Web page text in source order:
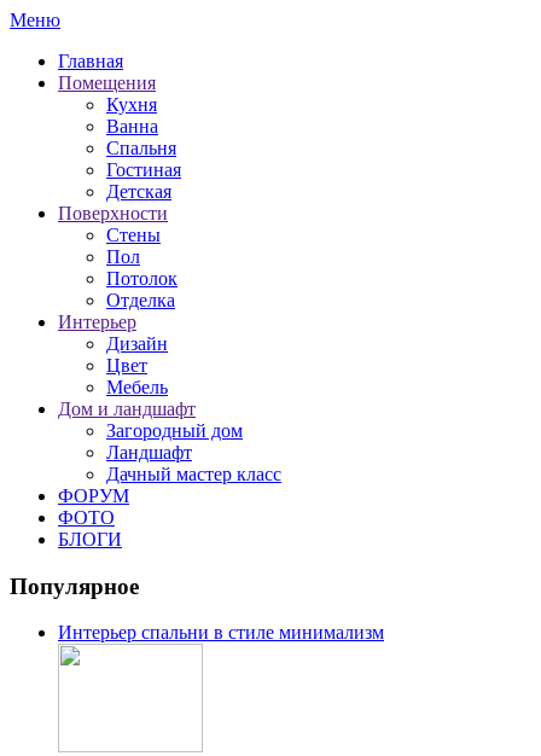
Меню
Главная
Помещения
Кухня
Ванна
Спальня
Гостиная
Детская
Поверхности
Стены
Пол
Потолок
Отделка
Интерьер
Дизайн
Цвет
Мебель
Дом и ландшафт
Загородный дом
Ландшафт
Дачный мастер класс
ФОРУМ
ФОТО
БЛОГИ
Популярное
Интерьер спальни в стиле минимализм